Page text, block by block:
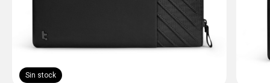
Sin stock